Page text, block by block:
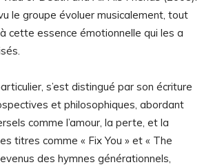
le groupe évoluer musicalement, tout
cette essence émotionnelle qui les a
s’est distingué par son écriture
et philosophiques, abordant
comme l’amour, la perte, et la
titres comme « Fix You » et « The
des hymnes générationnels,